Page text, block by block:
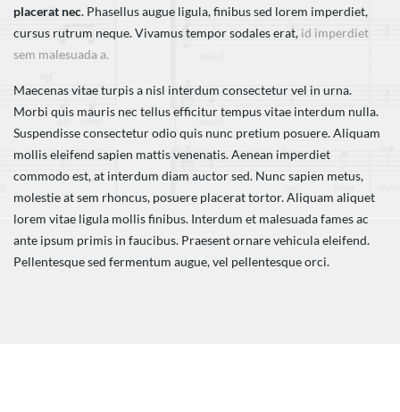
placerat nec. Phasellus augue ligula, finibus sed lorem imperdiet,
cursus rutrum neque. Vivamus tempor sodales erat, id imperdiet
sem malesuada a.
Maecenas vitae turpis a nisl interdum consectetur vel in urna.
Morbi quis mauris nec tellus efficitur tempus vitae interdum nulla.
Suspendisse consectetur odio quis nunc pretium posuere. Aliquam
mollis eleifend sapien mattis venenatis. Aenean imperdiet
commodo est, at interdum diam auctor sed. Nunc sapien metus,
molestie at sem rhoncus, posuere placerat tortor. Aliquam aliquet
lorem vitae ligula mollis finibus. Interdum et malesuada fames ac
ante ipsum primis in faucibus. Praesent ornare vehicula eleifend.
Pellentesque sed fermentum augue, vel pellentesque orci.